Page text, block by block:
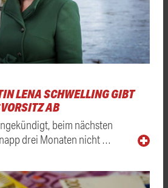
LENA SCHWELLING GIBT
AB
beim nächsten
drei Monaten nicht …